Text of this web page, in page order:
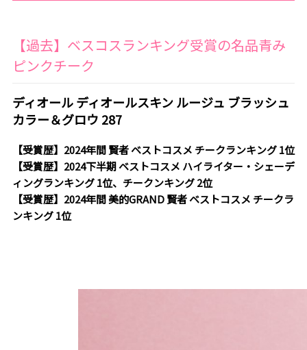
【過去】ベスコスランキング受賞の名品青み
ピンクチーク
ディオール ディオールスキン ルージュ ブラッシュ
カラー＆グロウ 287
【受賞歴】2024年間 賢者 ベストコスメ チークランキング 1位
【受賞歴】2024下半期 ベストコスメ ハイライター・シェーデ
ィングランキング 1位、チークンキング 2位
【受賞歴】2024年間 美的GRAND 賢者 ベストコスメ チークラ
ンキング 1位